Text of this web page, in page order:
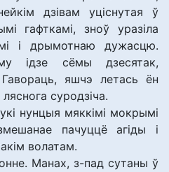
дзівам уціснутая ў
гафткамі, зноў уразіла
і дрымотнаю дужасцю.
ідзе сёмы дзесятак,
яшчэ летась ён
суродзіча.
нунцыя мяккімі мокрымі
пачуццё агіды і
волатам.
Манах, з-пад сутаны ў